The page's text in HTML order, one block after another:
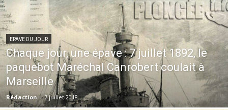
EPAVE DU JOUR
Chaque jour, une épave : 7 juillet 1892, le
paquebot Maréchal Canrobert coulait à
Marseille
Rédaction - 7 juillet 2018